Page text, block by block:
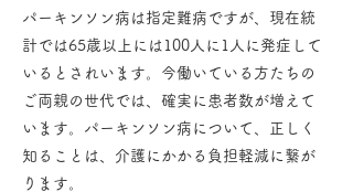
パーキンソン病は指定難病ですが、現在統
計では65歳以上には100人に1人に発症して
いるとされいます。今働いている方たちの
ご両親の世代では、確実に患者数が増えて
います。パーキンソン病について、正しく
知ることは、介護にかかる負担軽減に繋が
ります。